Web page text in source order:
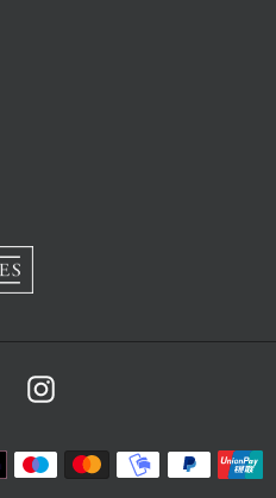
FacebookInstagram
Metodi
di